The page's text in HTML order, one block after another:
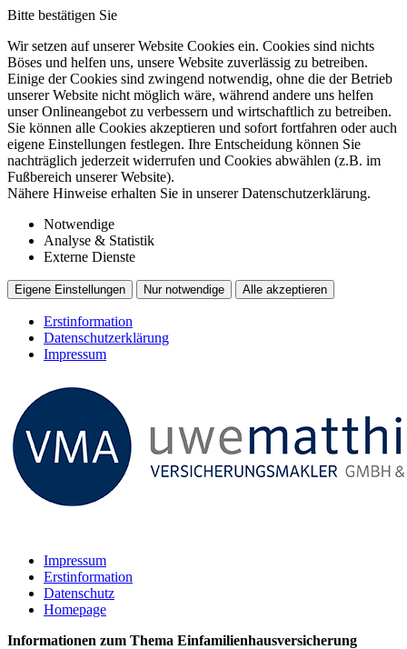
Bitte bestätigen Sie
Wir setzen auf unserer Website Cookies ein. Cookies sind nichts
Böses und helfen uns, unsere Website zuverlässig zu betreiben.
Einige der Cookies sind zwingend notwendig, ohne die der Betrieb
unserer Website nicht möglich wäre, während andere uns helfen
unser Onlineangebot zu verbessern und wirtschaftlich zu betreiben.
Sie können alle Cookies akzeptieren und sofort fortfahren oder auch
eigene Einstellungen festlegen. Ihre Entscheidung können Sie
nachträglich jederzeit widerrufen und Cookies abwählen (z.B. im
Fußbereich unserer Website).
Nähere Hinweise erhalten Sie in unserer Datenschutzerklärung.
Notwendige
Analyse & Statistik
Externe Dienste
Eigene Einstellungen Nur notwendige Alle akzeptieren
Erstinformation
Datenschutzerklärung
Impressum
Impressum
Erstinformation
Datenschutz
Homepage
Informationen zum Thema Einfamilienhausversicherung